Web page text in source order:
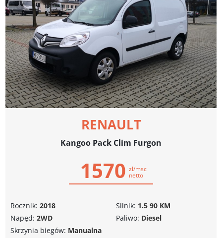
RENAULT
Kangoo Pack Clim Furgon
1570 zł/msc
netto
Rocznik: 2018
Napęd: 2WD
Silnik: 1.5 90 KM
Paliwo: Diesel
Skrzynia biegów: Manualna